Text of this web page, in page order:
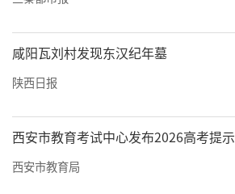
咸阳瓦刘村发现东汉纪年墓
陕西日报
西安市教育考试中心发布2026高考提示
西安市教育局